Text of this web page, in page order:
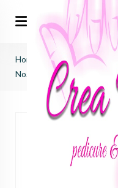
Home Victoria Vynn>
No.015 rose petal (HEMA